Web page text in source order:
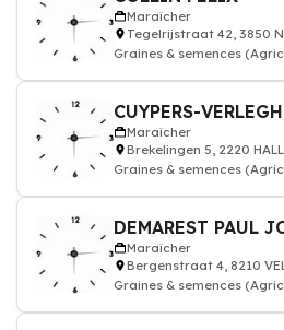
Maraîcher
Tegelrijstraat 42, 3850
Graines & semences
CUYPERS-VERLEGH
Maraîcher
Brekelingen 5, 2220
Graines & semences
DEMAREST PAUL
Maraîcher
Bergenstraat 4, 8210
Graines & semences